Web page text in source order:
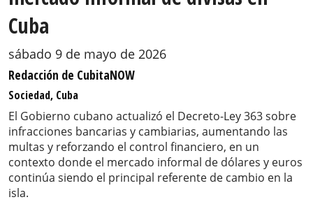
Cuba
sábado 9 de mayo de 2026
Redacción de CubitaNOW
Sociedad, Cuba
El Gobierno cubano actualizó el Decreto-Ley 363 sobre
infracciones bancarias y cambiarias, aumentando las
multas y reforzando el control financiero, en un
contexto donde el mercado informal de dólares y euros
continúa siendo el principal referente de cambio en la
isla.